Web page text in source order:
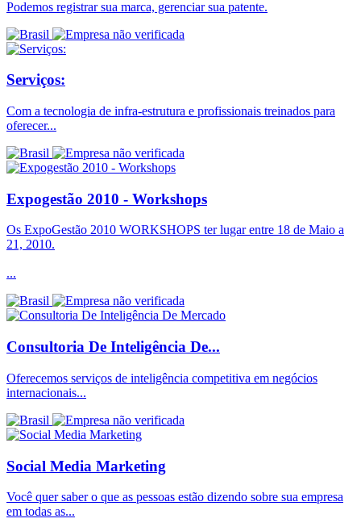
Podemos registrar sua marca, gerenciar sua patente.
Serviços:
Com a tecnologia de infra-estrutura e profissionais treinados para
oferecer...
Expogestão 2010 - Workshops
Os ExpoGestão 2010 WORKSHOPS ter lugar entre 18 de Maio a
21, 2010.
...
Consultoria De Inteligência De...
Oferecemos serviços de inteligência competitiva em negócios
internacionais...
Social Media Marketing
Você quer saber o que as pessoas estão dizendo sobre sua empresa
em todas as...